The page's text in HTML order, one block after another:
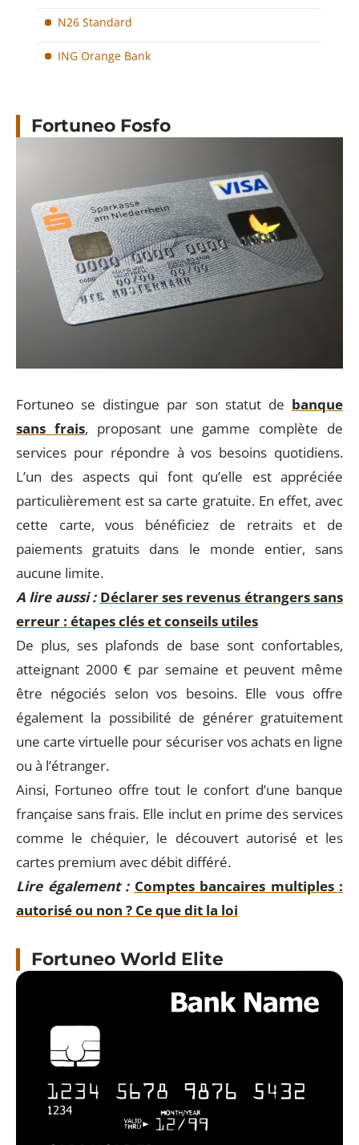
N26 Standard
ING Orange Bank
Fortuneo Fosfo
Fortuneo se distingue par son statut de banque
sans frais, proposant une gamme complète de
services pour répondre à vos besoins quotidiens.
L’un des aspects qui font qu’elle est appréciée
particulièrement est sa carte gratuite. En effet, avec
cette carte, vous bénéficiez de retraits et de
paiements gratuits dans le monde entier, sans
aucune limite.
A lire aussi : Déclarer ses revenus étrangers sans
erreur : étapes clés et conseils utiles
De plus, ses plafonds de base sont confortables,
atteignant 2000 € par semaine et peuvent même
être négociés selon vos besoins. Elle vous offre
également la possibilité de générer gratuitement
une carte virtuelle pour sécuriser vos achats en ligne
ou à l’étranger.
Ainsi, Fortuneo offre tout le confort d’une banque
française sans frais. Elle inclut en prime des services
comme le chéquier, le découvert autorisé et les
cartes premium avec débit différé.
Lire également : Comptes bancaires multiples :
autorisé ou non ? Ce que dit la loi
Fortuneo World Elite